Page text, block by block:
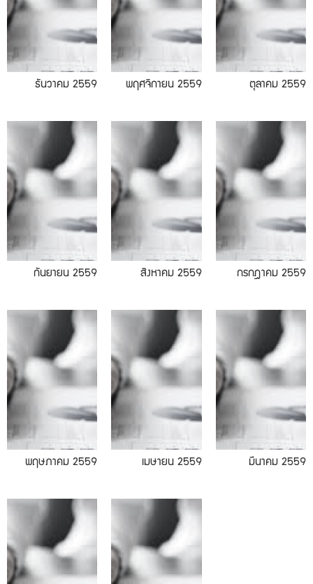
ธันวาคม 2559 พฤศจิกายน 2559 ตุลาคม 2559
กันยายน 2559
08.2016
สิงหาคม 2559
07.2559
กรกฎาคม 2559
พฤษภาคม 2559
04.16
เมษายน 2559
03.2559
มีนาคม 2559
01.59